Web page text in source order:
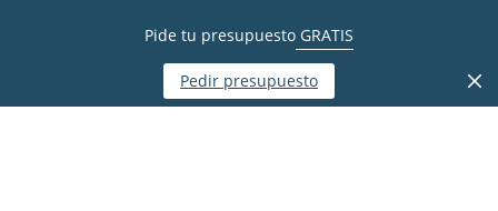
Pide tu presupuesto GRATIS
Pedir presupuesto